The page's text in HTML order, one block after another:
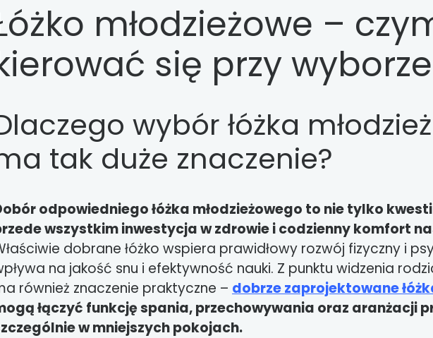
młodzieżowe –
się przy
wybór łóżka
tak duże znaczenie?
odpowiedniego łóżka młodzieżowego to nie tylko
wszystkim inwestycja w zdrowie i codzienny komfort
dobrane łóżko wspiera prawidłowy rozwój fizyczny i
na jakość snu i efektywność nauki. Z punktu widzenia
również znaczenie praktyczne – dobrze zaprojektowane
łączyć funkcję spania, przechowywania oraz aranżacji
w mniejszych pokojach.